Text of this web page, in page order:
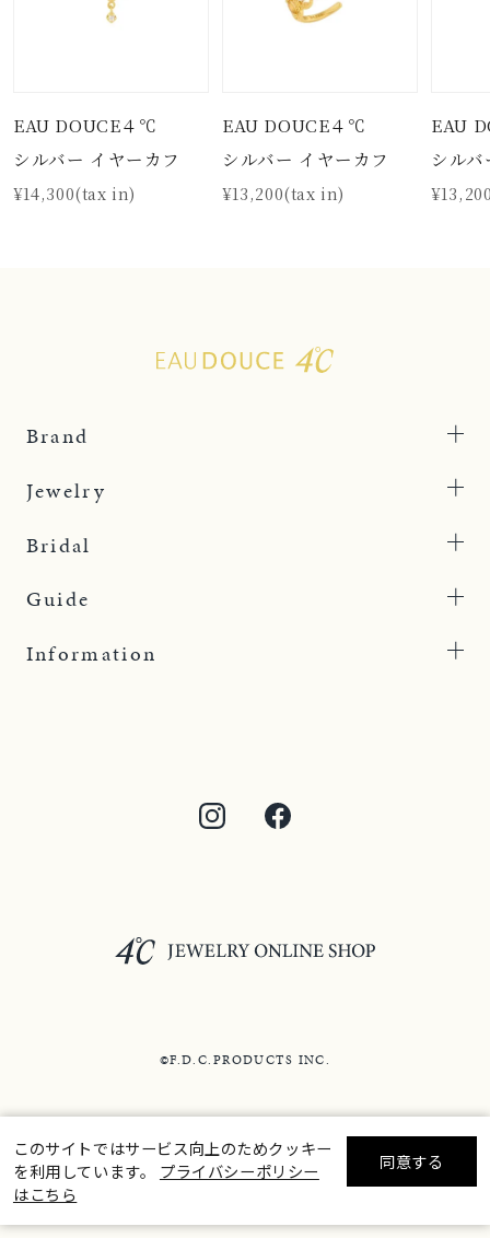
絞り込んで検索する
EAU DOUCE４℃
シルバー イヤーカフ
¥14,300(tax in)
EAU DOUCE４℃
シルバー イヤーカフ
¥13,200(tax in)
EAU
シル
Brand
Jewelry
Bridal
Guide
Information
©F.D.C.PRODUCTS INC.
このサイトではサービス向上のためクッキー
を利用しています。 プライバシーポリシー
はこちら
同意する